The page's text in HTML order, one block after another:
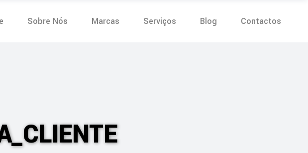
Sobre Nós Marcas Serviços Blog Contactos